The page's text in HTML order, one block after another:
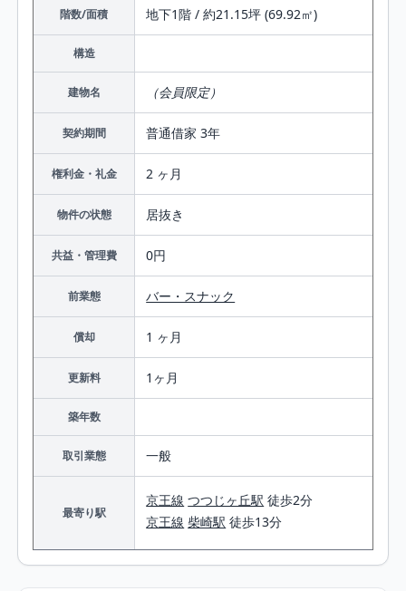
階数/面積 地下1階 / 約21.15坪 (69.92㎡)
構造
建物名 （会員限定）
契約期間 普通借家 3年
権利金・礼金 2 ヶ月
物件の状態 居抜き
共益・管理費 0円
前業態 バー・スナック
償却 1 ヶ月
更新料 1ヶ月
築年数
取引業態 一般
最寄り駅
京王線 つつじヶ丘駅 徒歩2分
京王線 柴崎駅 徒歩13分